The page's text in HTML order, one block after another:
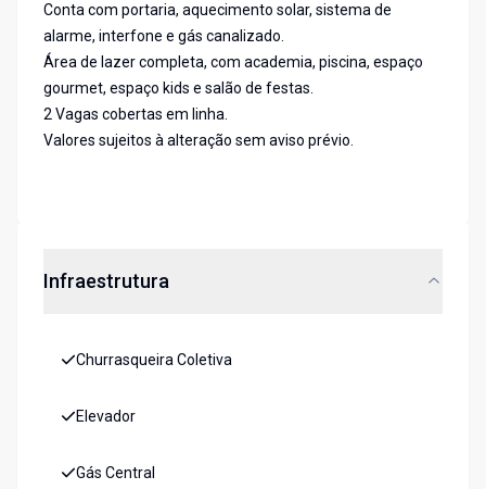
Conta com portaria, aquecimento solar, sistema de
alarme, interfone e gás canalizado.
Área de lazer completa, com academia, piscina, espaço
gourmet, espaço kids e salão de festas.
2 Vagas cobertas em linha.
Valores sujeitos à alteração sem aviso prévio.
Infraestrutura
Churrasqueira Coletiva
Elevador
Gás Central